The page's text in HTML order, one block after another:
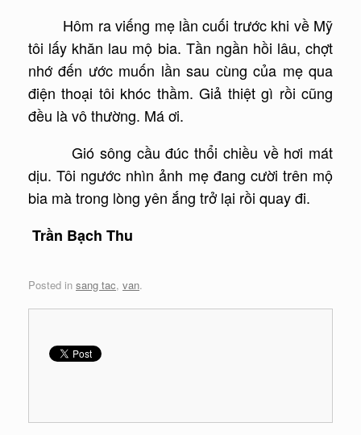
Hôm ra viếng mẹ lần cuối trước khi về Mỹ
tôi lấy khăn lau mộ bia. Tần ngần hồi lâu, chợt
nhớ đến ước muốn lần sau cùng của mẹ qua
điện thoại tôi khóc thầm. Giả thiệt gì rồi cũng
đều là vô thường. Má ơi.
Gió sông cầu đúc thổi chiều về hơi mát
dịu. Tôi ngước nhìn ảnh mẹ đang cười trên mộ
bia mà trong lòng yên ắng trở lại rồi quay đi.
Trần Bạch Thu
Posted in sang tac, van.